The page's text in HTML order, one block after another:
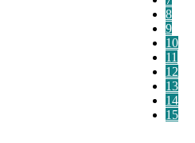
8
9
10
11
12
13
14
15